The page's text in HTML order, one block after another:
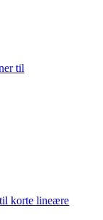
til
korte lineære